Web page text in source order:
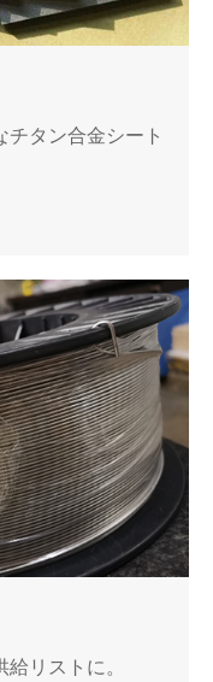
タン合金シート
リストに。